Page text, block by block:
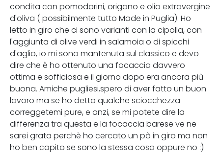
condita con pomodorini, origano e olio extravergine
d'oliva ( possibilmente tutto Made in Puglia). Ho
letto in giro che ci sono varianti con la cipolla, con
l'aggiunta di olive verdi in salamoia o di spicchi
d'aglio, io mi sono mantenuta sul classico e devo
dire che è ho ottenuto una focaccia davvero
ottima e sofficiosa e il giorno dopo era ancora più
buona. Amiche pugliesi,spero di aver fatto un buon
lavoro ma se ho detto qualche sciocchezza
correggetemi pure, e anzi, se mi potete dire la
differenza tra questa e la focaccia barese ve ne
sarei grata perchè ho cercato un pò in giro ma non
ho ben capito se sono la stessa cosa oppure no :)